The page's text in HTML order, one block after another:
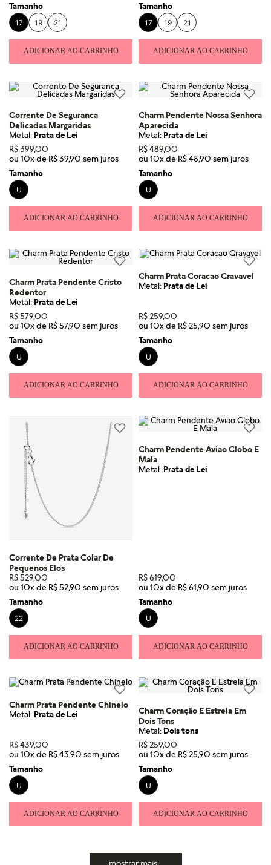
Tamanho
17 19 21
ADICIONAR AO CARRINHO
Tamanho
17 19 21
ADICIONAR AO CARRINHO
Corrente De Seguranca
Delicadas Margaridas
Metal:Prata de Lei
R$399,00
ou 10x de R$39,90
Tamanho
U
ADICIONAR AO CARRINHO
Charm Pendente Nossa Senhora
Aparecida
Metal:Prata de Lei
R$489,00
ou 10x de R$48,90
Tamanho
U
ADICIONAR AO CARRINHO
Charm Prata Pendente Cristo
Redentor
Metal:Prata de Lei
R$579,00
ou 10x de R$57,90
Tamanho
U
ADICIONAR AO CARRINHO
Charm Prata Coracao Gravavel
Metal:Prata de Lei
R$259,00
ou 10x de R$25,90
Tamanho
U
ADICIONAR AO CARRINHO
Corrente De Prata Colar De
Pequenos Elos
R$529,00
ou 10x de R$52,90
Tamanho
22
ADICIONAR AO CARRINHO
Charm Pendente Aviao Globo E
Mala
Metal:Prata de Lei
R$619,00
ou 10x de R$61,90
Tamanho
U
ADICIONAR AO CARRINHO
Charm Prata Pendente Chinelo
Metal:Prata de Lei
R$439,00
ou 10x de R$43,90
Tamanho
U
ADICIONAR AO CARRINHO
Charm Coração E Estrela Em
Dois Tons
Metal:Dois tons
R$259,00
ou 10x de R$25,90
Tamanho
U
ADICIONAR AO CARRINHO
mostrar mais